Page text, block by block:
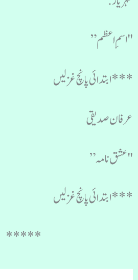
"اسمِ اعظم”
***ابتدائی پانچ غزلیں
عرفان صدیقی
"عشق نامہ”
***ابتدائی پانچ غزلیں
*****